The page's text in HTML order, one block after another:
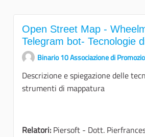
Open Street Map -
Telegram bot- Tecnologie
Binario 10 Associazione di
Descrizione e spiegazione delle
strumenti di mappatura
Relatori: Piersoft - Dott.